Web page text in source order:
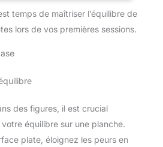
- etnies est fière d'être la première
et opérée par des skateurs.
temps de maîtriser l’équilibre de
lors de vos premières sessions.
des figures, il est crucial
équilibre sur une planche.
plate, éloignez les peurs en